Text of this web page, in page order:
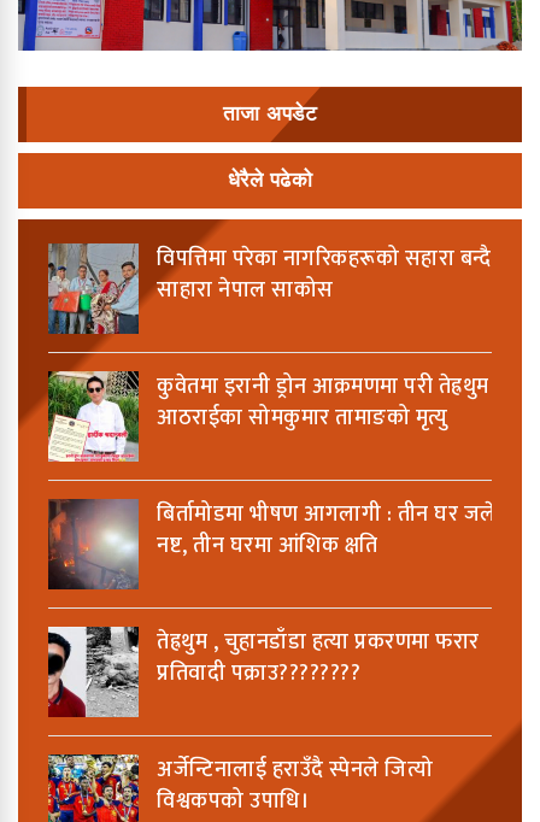
ताजा अपडेट
धेरैले पढेको
विपत्तिमा परेका नागरिकहरूको सहारा बन्दै
साहारा नेपाल साकोस
कुवेतमा इरानी ड्रोन आक्रमणमा परी तेह्रथुम
आठराईका सोमकुमार तामाङको मृत्यु
बिर्तामोडमा भीषण आगलागी : तीन घर जलेर
नष्ट, तीन घरमा आंशिक क्षति
तेह्रथुम , चुहानडाँडा हत्या प्रकरणमा फरार
प्रतिवादी पक्राउ????????
अर्जेन्टिनालाई हराउँदै स्पेनले जित्यो
विश्वकपको उपाधि।